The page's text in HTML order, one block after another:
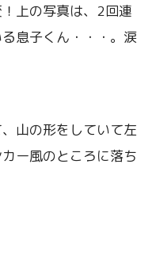
上の写真は、2回連
息子くん・・・。涙
山の形をしていて左
ー風のところに落ち